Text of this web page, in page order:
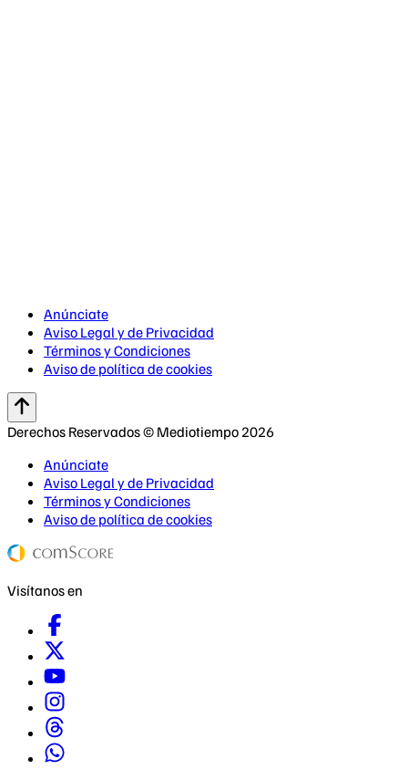
Anúnciate
Aviso Legal y de Privacidad
Términos y Condiciones
Aviso de política de cookies
Derechos Reservados © Mediotiempo 2026
Anúnciate
Aviso Legal y de Privacidad
Términos y Condiciones
Aviso de política de cookies
Visítanos en